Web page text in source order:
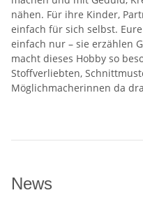
nähen. Für ihre Kinder,
einfach für sich selbst.
einfach nur – sie erzählen
macht dieses Hobby so
Stoffverliebten,
Möglichmacherinnen da
News